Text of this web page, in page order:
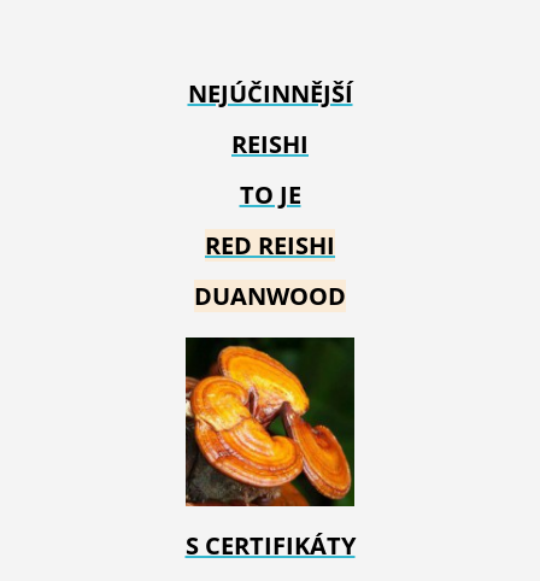
NEJÚČINNĚJŠÍ
REISHI
TO JE
RED REISHI
DUANWOOD
S CERTIFIKÁTY